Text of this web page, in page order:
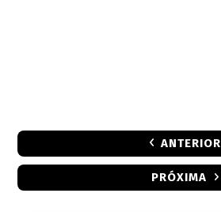
ANTERIOR
PRÓXIMA